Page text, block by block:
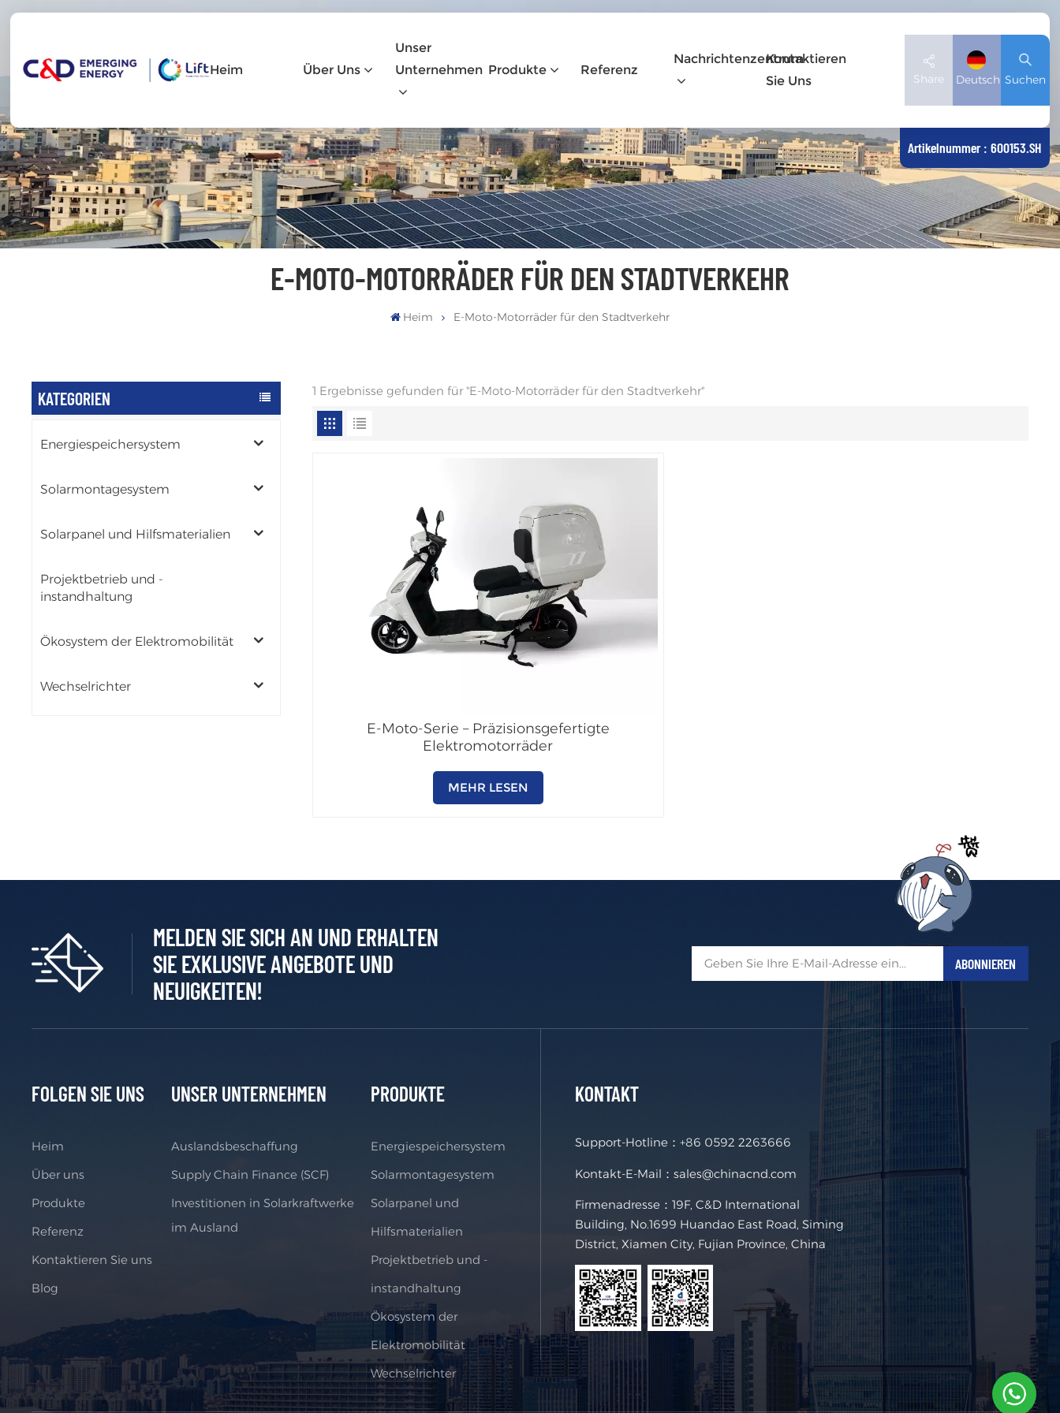
Heim Über Uns
Unser
Unternehmen Produkte Referenz
NachrichtenzentrumKontaktieren
Sie Uns
Share Deutsch
Deutsch
español
Suchen
Artikelnummer : 600153.SH
E-MOTO-MOTORRÄDER FÜR DEN STADTVERKEHR
Heim E-Moto-Motorräder für den Stadtverkehr
KATEGORIEN
Energiespeichersystem
Solarmontagesystem
Solarpanel und Hilfsmaterialien
Projektbetrieb und -
instandhaltung
Ökosystem der Elektromobilität
Wechselrichter
1 Ergebnisse gefunden für "E-Moto-Motorräder für den Stadtverkehr"
E-Moto-Serie – Präzisionsgefertigte
Elektromotorräder
MEHR LESEN
MELDEN SIE SICH AN UND ERHALTEN
SIE EXKLUSIVE ANGEBOTE UND
NEUIGKEITEN!
FOLGEN SIE UNS
Heim
Über uns
Produkte
Referenz
Kontaktieren Sie uns
Blog
UNSER UNTERNEHMEN
Auslandsbeschaffung
Supply Chain Finance (SCF)
Investitionen in Solarkraftwerke
im Ausland
PRODUKTE
Energiespeichersystem
Solarmontagesystem
Solarpanel und
Hilfsmaterialien
Projektbetrieb und -
instandhaltung
Ökosystem der
Elektromobilität
Wechselrichter
KONTAKT
Support-Hotline：+86 0592 2263666
Kontakt-E-Mail：sales@chinacnd.com
Firmenadresse：19F, C&D International
Building, No.1699 Huandao East Road, Siming
District, Xiamen City, Fujian Province, China